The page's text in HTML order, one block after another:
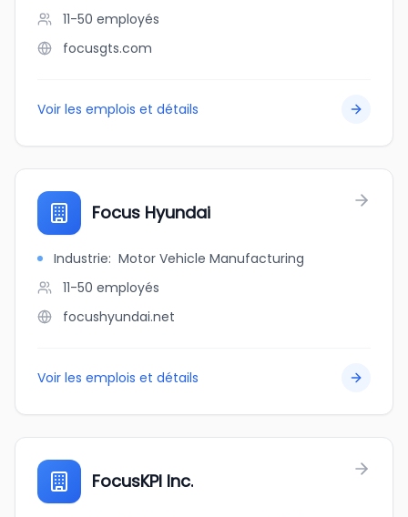
11-50 employés
focusgts.com
Voir les emplois et détails
Focus Hyundai
Industrie: Motor Vehicle Manufacturing
11-50 employés
focushyundai.net
Voir les emplois et détails
FocusKPI Inc.